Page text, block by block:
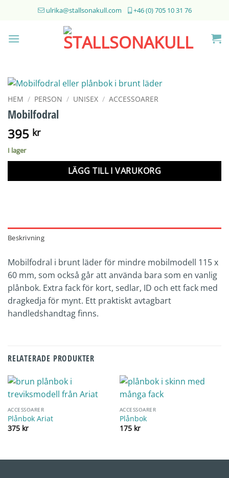
ulrika@stallsonakull.com +46 (0) 705 10 31 76
HEM / PERSON / UNISEX / ACCESSOARER
Mobilfodral
395 kr
I lager
LÄGG TILL I VARUKORG
Beskrivning
Mobilfodral i brunt läder för mindre mobilmodell 115 x
60 mm, som också går att använda bara som en vanlig
plånbok. Extra fack för kort, sedlar, ID och ett fack med
dragkedja för mynt. Ett praktiskt avtagbart
handledshandtag finns.
RELATERADE PRODUKTER
ACCESSOARER
Plånbok Ariat
375 kr
ACCESSOARER
Plånbok
175 kr